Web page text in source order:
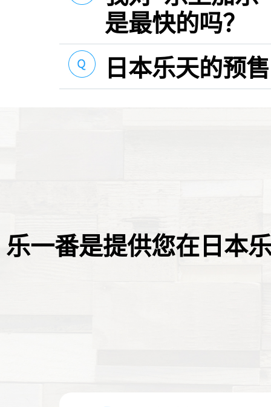
是最快的吗？
日本乐天的预
乐一番是提供您在日本